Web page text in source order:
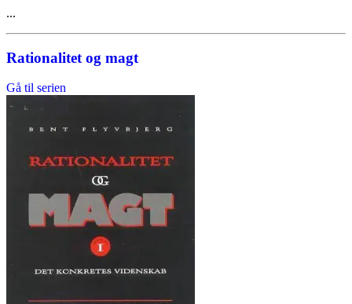
...
Rationalitet og magt
Gå til serien